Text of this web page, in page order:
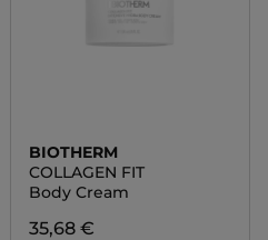
BIOTHERM
COLLAGEN FIT
Body Cream
35,68 €